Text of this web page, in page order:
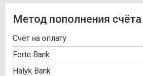
Метод пополнения счёта
Cчёт на оплату
Forte Bank
Halyk Bank